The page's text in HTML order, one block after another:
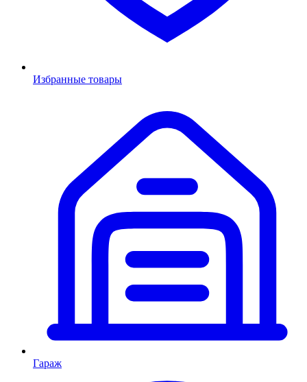
Избранные товары
Гараж